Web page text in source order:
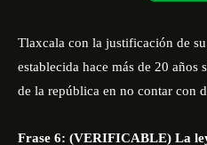
Tlaxcala con la justificación de
establecida hace más de 20 años
de la república en no contar con
Frase 6: (VERIFICABLE) La